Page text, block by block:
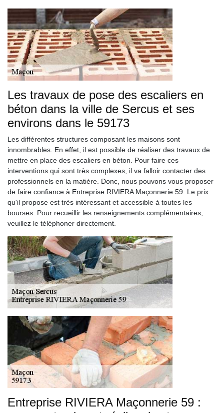
Les travaux de pose des escaliers en
béton dans la ville de Sercus et ses
environs dans le 59173
Les différentes structures composant les maisons sont
innombrables. En effet, il est possible de réaliser des travaux de
mettre en place des escaliers en béton. Pour faire ces
interventions qui sont très complexes, il va falloir contacter des
professionnels en la matière. Donc, nous pouvons vous proposer
de faire confiance à Entreprise RIVIERA Maçonnerie 59. Le prix
qu'il propose est très intéressant et accessible à toutes les
bourses. Pour recueillir les renseignements complémentaires,
veuillez le téléphoner directement.
Entreprise RIVIERA Maçonnerie 59 :